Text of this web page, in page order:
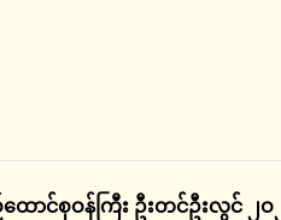
ထောင်စုဝန်ကြီး ဦးတင်ဦးလွင်